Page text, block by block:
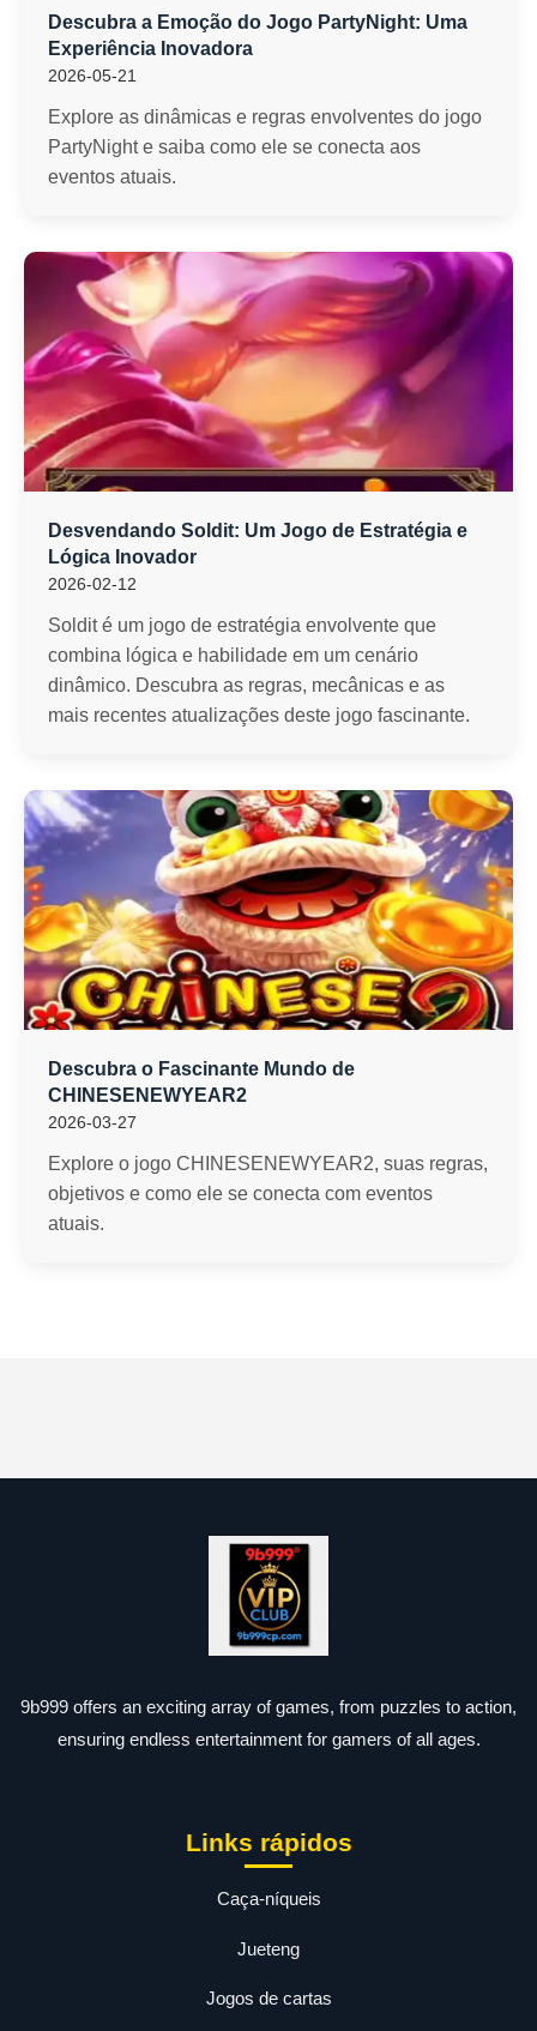
Descubra a Emoção do Jogo PartyNight: Uma
Experiência Inovadora
2026-05-21
Explore as dinâmicas e regras envolventes do jogo
PartyNight e saiba como ele se conecta aos
eventos atuais.
Desvendando Soldit: Um Jogo de Estratégia e
Lógica Inovador
2026-02-12
Soldit é um jogo de estratégia envolvente que
combina lógica e habilidade em um cenário
dinâmico. Descubra as regras, mecânicas e as
mais recentes atualizações deste jogo fascinante.
Descubra o Fascinante Mundo de
CHINESENEWYEAR2
2026-03-27
Explore o jogo CHINESENEWYEAR2, suas regras,
objetivos e como ele se conecta com eventos
atuais.
9b999 offers an exciting array of games, from puzzles to action,
ensuring endless entertainment for gamers of all ages.
Links rápidos
Caça-níqueis
Jueteng
Jogos de cartas